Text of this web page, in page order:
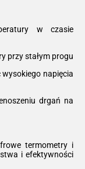
w czasie
przy stałym progu
napięcia
drgań na
termometry i
i efektywności